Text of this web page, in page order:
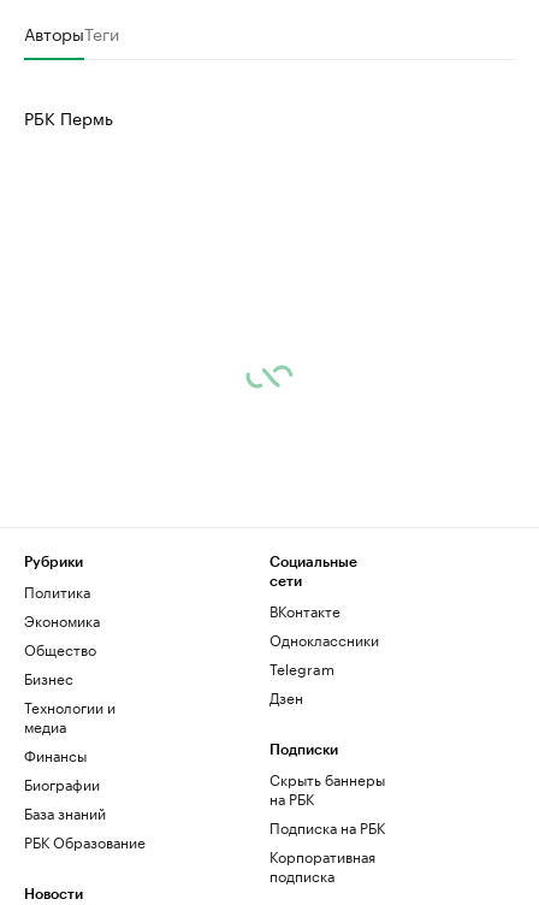
АвторыТеги
РБК Пермь
Рубрики
Политика
Экономика
Общество
Бизнес
Технологии и
медиа
Финансы
Биографии
База знаний
РБК Образование
Новости
Социальные
сети
ВКонтакте
Одноклассники
Telegram
Дзен
Подписки
Скрыть баннеры
на РБК
Подписка на РБК
Корпоративная
подписка